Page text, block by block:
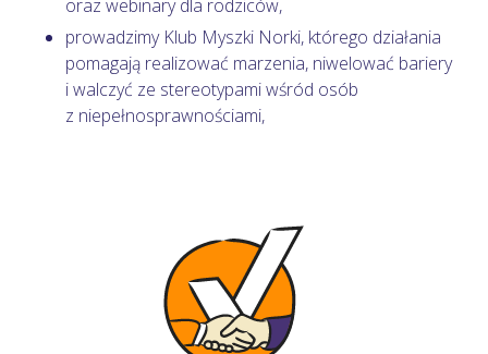
oraz webinary dla rodziców,
prowadzimy Klub Myszki Norki, którego działania
pomagają realizować marzenia, niwelować bariery
i walczyć ze stereotypami wśród osób
z niepełnosprawnościami,